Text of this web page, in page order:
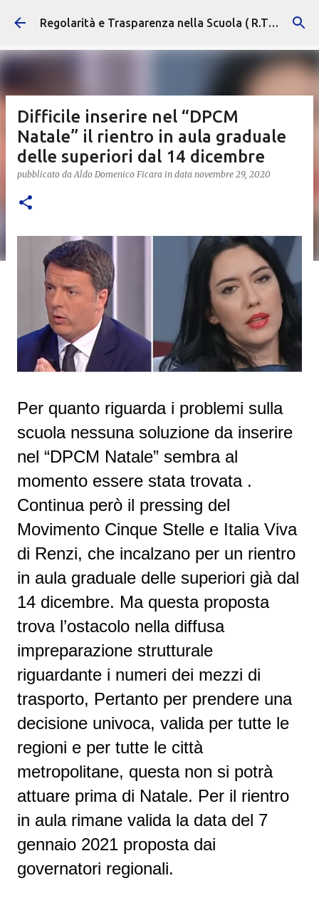
Passa ai contenuti principali Regolarità e Trasparenza nella Scuola ( R.T.S. )
Difficile inserire nel “DPCM
Natale” il rientro in aula graduale
delle superiori dal 14 dicembre
pubblicato daAldo Domenico Ficara in data novembre 29, 2020
Per quanto riguarda i problemi sulla
scuola nessuna soluzione da inserire
nel “DPCM Natale” sembra al
momento essere stata trovata .
Continua però il pressing del
Movimento Cinque Stelle e Italia Viva
di Renzi, che incalzano per un rientro
in aula graduale delle superiori già dal
14 dicembre. Ma questa proposta
trova l’ostacolo nella diffusa
impreparazione strutturale
riguardante i numeri dei mezzi di
trasporto, Pertanto per prendere una
decisione univoca, valida per tutte le
regioni e per tutte le città
metropolitane, questa non si potrà
attuare prima di Natale. Per il rientro
in aula rimane valida la data del 7
gennaio 2021 proposta dai
governatori regionali.